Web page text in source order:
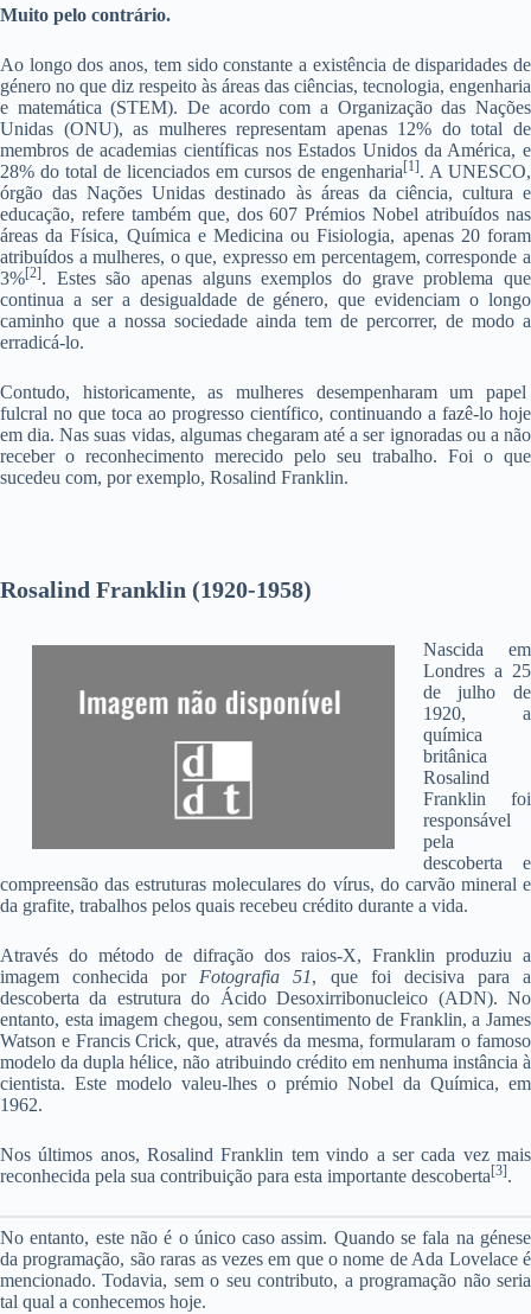
Muito pelo contrário.
Ao longo dos anos, tem sido constante a existência de disparidades de
género no que diz respeito às áreas das ciências, tecnologia, engenharia
e matemática (STEM). De acordo com a Organização das Nações
Unidas (ONU), as mulheres representam apenas 12% do total de
membros de academias científicas nos Estados Unidos da América, e
28% do total de licenciados em cursos de engenharia[1]. A UNESCO,
órgão das Nações Unidas destinado às áreas da ciência, cultura e
educação, refere também que, dos 607 Prémios Nobel atribuídos nas
áreas da Física, Química e Medicina ou Fisiologia, apenas 20 foram
atribuídos a mulheres, o que, expresso em percentagem, corresponde a
3%[2]. Estes são apenas alguns exemplos do grave problema que
continua a ser a desigualdade de género, que evidenciam o longo
caminho que a nossa sociedade ainda tem de percorrer, de modo a
erradicá-lo.
Contudo, historicamente, as mulheres desempenharam um papel
fulcral no que toca ao progresso científico, continuando a fazê-lo hoje
em dia. Nas suas vidas, algumas chegaram até a ser ignoradas ou a não
receber o reconhecimento merecido pelo seu trabalho. Foi o que
sucedeu com, por exemplo, Rosalind Franklin.
Rosalind Franklin (1920-1958)
Nascida em
Londres a 25
de julho de
1920, a
química
britânica
Rosalind
Franklin foi
responsável
pela
descoberta e
compreensão das estruturas moleculares do vírus, do carvão mineral e
da grafite, trabalhos pelos quais recebeu crédito durante a vida.
Através do método de difração dos raios-X, Franklin produziu a
imagem conhecida por Fotografia 51, que foi decisiva para a
descoberta da estrutura do Ácido Desoxirribonucleico (ADN). No
entanto, esta imagem chegou, sem consentimento de Franklin, a James
Watson e Francis Crick, que, através da mesma, formularam o famoso
modelo da dupla hélice, não atribuindo crédito em nenhuma instância à
cientista. Este modelo valeu-lhes o prémio Nobel da Química, em
1962.
Nos últimos anos, Rosalind Franklin tem vindo a ser cada vez mais
reconhecida pela sua contribuição para esta importante descoberta[3].
No entanto, este não é o único caso assim. Quando se fala na génese
da programação, são raras as vezes em que o nome de Ada Lovelace é
mencionado. Todavia, sem o seu contributo, a programação não seria
tal qual a conhecemos hoje.